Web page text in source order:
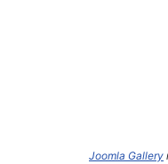
Joomla Gallery